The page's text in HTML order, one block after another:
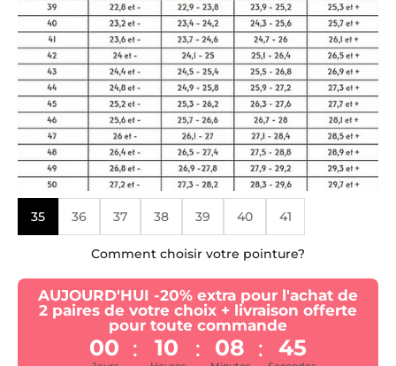
35 36 37 38 39 40 41
Comment choisir votre pointure?
AUJOURD'HUI -20% extra pour l'achat de
2 paires de votre choix + livraison offerte
pour toute commande
00 : 10 : 08 : 44